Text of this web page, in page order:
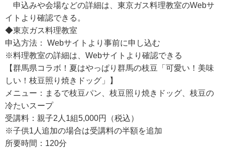
申込みや会場などの詳細は、東京ガス料理教室のWebサ
イトより確認できる。
◆東京ガス料理教室
申込方法： Webサイトより事前に申し込む
※料理教室の詳細は、Webサイトより確認できる
【群馬県コラボ！夏はやっぱり群馬の枝豆「可愛い！美味
しい！枝豆照り焼きドッグ」】
メニュー：まるで枝豆パン、枝豆照り焼きドッグ、枝豆の
冷たいスープ
受講料：親子2人1組5,000円（税込）
※子供1人追加の場合は受講料の半額を追加
所要時間：120分